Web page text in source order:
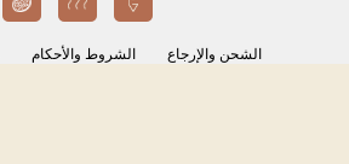
الشحن والإرجاع الشروط والأحكام